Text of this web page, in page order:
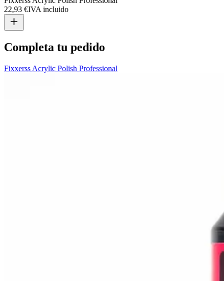
22,93 €IVA incluido
Completa tu pedido
Fixxerss Acrylic Polish Professional